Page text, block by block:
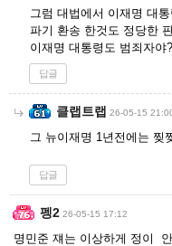
그럼 대법에서 이재명 대
파기 환송 한것도 정당한
이재명 대통령도 범죄자야
답글
클랩트랩 26-05-15
그 뉴이재명 1년전에는 찢
답글
펭2 26-05-15 17:12
명민준 쟤는 이상하게 정이